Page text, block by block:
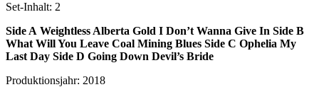
Set-Inhalt: 2
Side A Weightless Alberta Gold I Don’t Wanna Give In Side B
What Will You Leave Coal Mining Blues Side C Ophelia My
Last Day Side D Going Down Devil’s Bride
Produktionsjahr: 2018